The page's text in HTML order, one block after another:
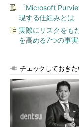
「Microsoft
現する仕組みとは
実際にリスクをも
を高める7つの事実
チェックしておき